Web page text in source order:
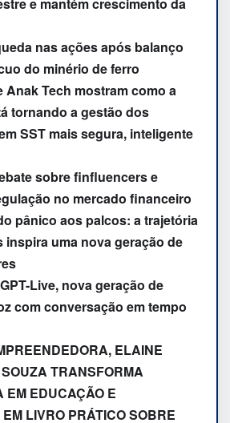
nas ações após balanço
do minério de ferro
Anak Tech mostram como a
tornando a gestão dos
SST mais segura, inteligente
sobre finfluencers e
no mercado financeiro
pânico aos palcos: a trajetória
inspira uma nova geração de
Live, nova geração de
com conversação em tempo
ELAINE
TRANSFORMA
EM EDUCAÇÃO E
LIVRO PRÁTICO SOBRE